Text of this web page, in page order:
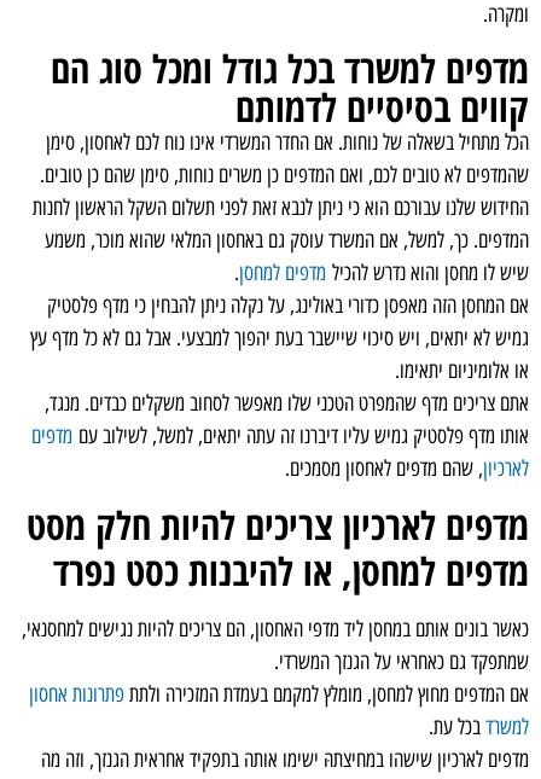
ומקרה.
מדפים למשרד בכל גודל ומכל סוג הם
קווים בסיסיים לדמותם
הכל מתחיל בשאלה של נוחות. אם החדר המשרדי אינו נוח לכם לאחסון, סימן
שהמדפים לא טובים לכם, ואם המדפים כן משרים נוחות, סימן שהם כן טובים.
החידוש שלנו עבורכם הוא כי ניתן לנבא זאת לפני תשלום השקל הראשון לחנות
המדפים. כך, למשל, אם המשרד עוסק גם באחסון המלאי שהוא מוכר, משמע
שיש לו מחסן והוא נדרש להכיל מדפים למחסן.
אם המחסן הזה מאפסן כדורי באולינג, על נקלה ניתן להבחין כי מדף פלסטיק
גמיש לא יתאים, ויש סיכוי שיישבר בעת יהפוך למבצעי. אבל גם לא כל מדף עץ
או אלומיניום יתאימו.
אתם צריכים מדף שהמפרט הטכני שלו מאפשר לסחוב משקלים כבדים. מנגד,
אותו מדף פלסטיק גמיש עליו דיברנו זה עתה יתאים, למשל, לשילוב עם מדפים
לארכיון, שהם מדפים לאחסון מסמכים.
מדפים לארכיון צריכים להיות חלק מסט
מדפים למחסן, או להיבנות כסט נפרד
כאשר בונים אותם במחסן ליד מדפי האחסון, הם צריכים להיות נגישים למחסנאי,
שמתפקד גם כאחראי על הגנזך המשרדי.
אם המדפים מחוץ למחסן, מומלץ למקמם בעמדת המזכירה ולתתפתרונות אחסון
למשרדבכל עת.
מדפים לארכיון שישהו במחיצתהּ ישימו אותה בתפקיד אחראית הגנזך, וזה מה